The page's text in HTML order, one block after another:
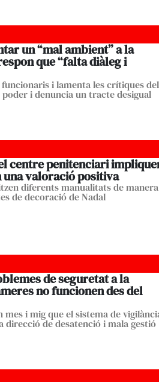
un “mal ambient” a la
que “falta diàleg i
i lamenta les crítiques del
i denuncia un tracte desigual
centre penitenciari
una valoració positiva
diferents manualitats de manera
de decoració de Nadal
de seguretat a la
no funcionen des del
mes i mig que el sistema de
direcció de desatenció i mala gestió